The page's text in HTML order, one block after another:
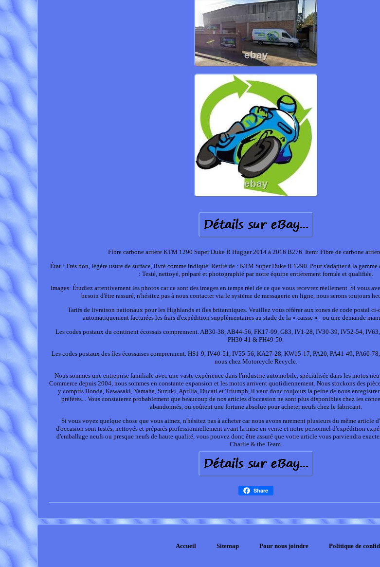
Fibre carbone arrière KTM 1290 Super Duke R Hugger 2014 à 2016 B276. Item: Fibre de carbone
État : Très bon, légère usure de surface, livré comme indiqué. Retiré de : KTM Super Duke R 1290. Pour s'adapter à la
: Testé, nettoyé, préparé et photographié par notre équipe entièrement formée et qualifiée.
Images: Étudiez attentivement les photos car ce sont des images en temps réel de ce que vous recevrez réellement. Si vous
besoin d'être rassuré, n'hésitez pas à nous contacter via le système de messagerie en ligne, nous serons toujours
Tarifs de livraison nationaux pour les Highlands et îles britanniques. Veuillez vous référer aux zones de code postal ci-
automatiquement facturées les frais d'expédition supplémentaires au stade de la « caisse » - ou une demande
Les codes postaux du continent écossais comprennent. AB30-38, AB44-56, FK17-99, G83, IV1-28, IV30-39, IV52-54,
PH30-41 & PH49-50.
Les codes postaux des îles écossaises comprennent. HS1-9, IV40-51, IV55-56, KA27-28, KW15-17, PA20, PA41-49, PA60-
nous chez Motorcycle Recycle.
Nous sommes une entreprise familiale avec une vaste expérience dans l'industrie automobile, spécialisée dans les motos
Commerce depuis 2004, nous sommes en constante expansion et les motos arrivent quotidiennement. Nous stockons des
y compris Honda, Kawasaki, Yamaha, Suzuki, Aprilia, Ducati et Triumph, il vaut donc toujours la peine de nous
préférés... Vous constaterez probablement que beaucoup de nos articles d'occasion ne sont plus disponibles chez les
abandonnés, ou coûtent une fortune absolue pour acheter neufs chez le fabricant.
Si vous voyez quelque chose que vous aimez, n'hésitez pas à acheter car nous avons rarement plusieurs du même article
d'occasion sont testés, nettoyés et préparés professionnellement avant la mise en vente et notre personnel d'expédition
d'emballage neufs ou presque neufs de haute qualité, vous pouvez donc être assuré que votre article vous parviendra
Charlie & the Team.
Share
Accueil Sitemap Pour nous joindre Politique de